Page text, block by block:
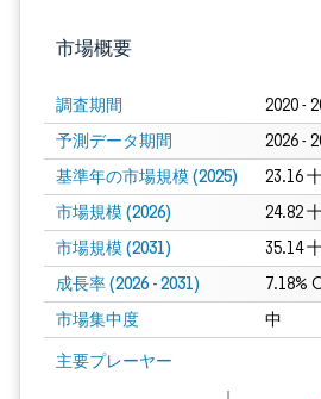
市場概要
調査期間 2020 -
予測データ期間 2026 -
基準年の市場規模 (2025) 23.16
市場規模 (2026) 24.82
市場規模 (2031) 35.14
成長率 (2026 - 2031) 7.18%
市場集中度 中
主要プレーヤー
画像 © Mordor Intelligence。再利用には